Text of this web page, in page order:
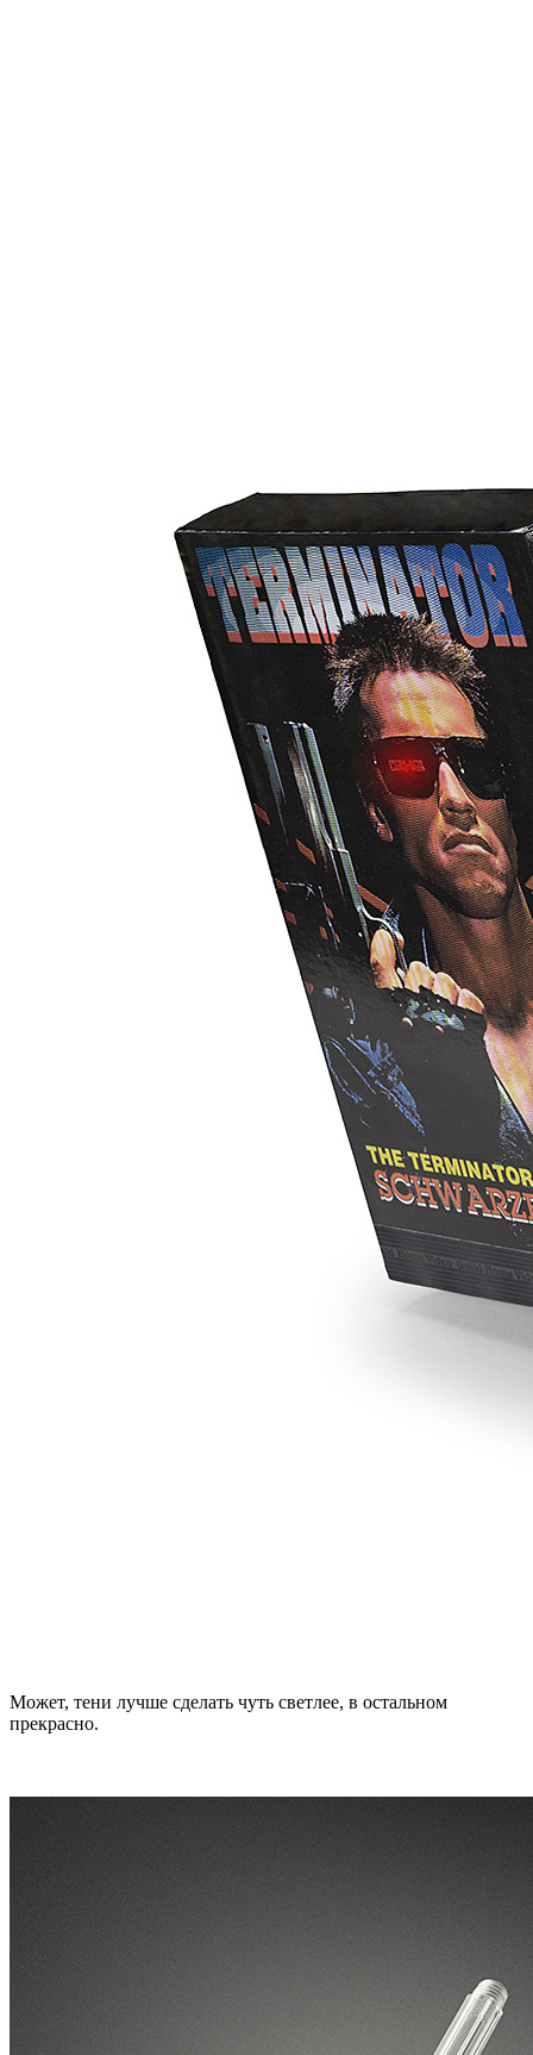
Может, тени лучше сделать чуть светлее, в остальном
прекрасно.